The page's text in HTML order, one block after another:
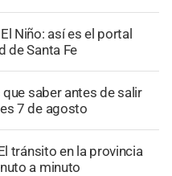
Niño: así es el portal
de Santa Fe
saber antes de salir
7 de agosto
tránsito en la provincia
a minuto